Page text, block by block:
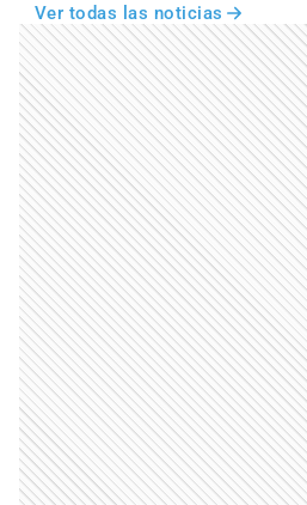
Ver todas las noticias